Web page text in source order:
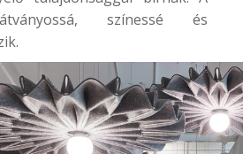
színessé és